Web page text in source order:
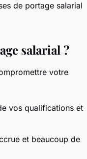
de portage salarial
salarial ?
votre
vos qualifications et
et beaucoup de